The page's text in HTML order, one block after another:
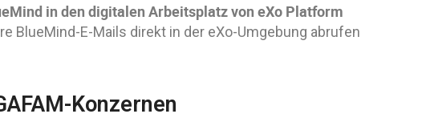
in den digitalen Arbeitsplatz von eXo Platform
BlueMind-E-Mails direkt in der eXo-Umgebung abrufen
Konzernen